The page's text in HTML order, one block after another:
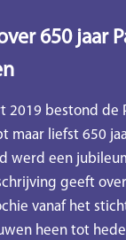
650 jaar
2019 bestond de
maar liefst 650
werd een
geeft
vanaf het
heen tot